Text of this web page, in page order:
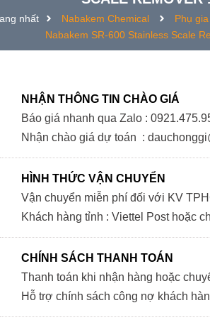
nhất Nabakem Chemical Phụ
Nabakem SR-600 Stainless Scale
NHẬN THÔNG TIN CHÀO GIÁ
Báo giá nhanh qua Zalo :
Nhận chào giá dự toán :
HÌNH THỨC VẬN CHUYỂN
Vận chuyển miễn phí đối với KV
Khách hàng tỉnh : Viettel Post hoặc
CHÍNH SÁCH THANH TOÁN
Thanh toán khi nhận hàng hoặc
Hỗ trợ chính sách công nợ khách